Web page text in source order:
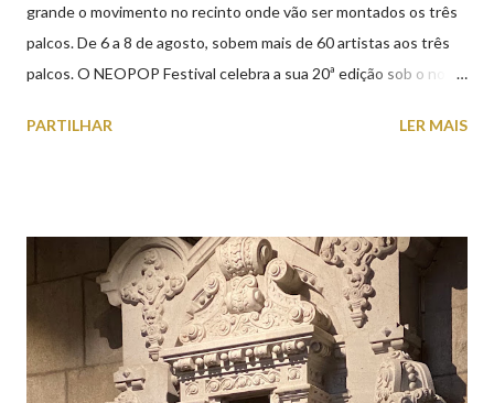
grande o movimento no recinto onde vão ser montados os três
palcos. De 6 a 8 de agosto, sobem mais de 60 artistas aos três
palcos. O NEOPOP Festival celebra a sua 20ª edição sob o nome
Portugal e um dos mais prestigiados da Europa, atrai milhares de
PARTILHAR LER MAIS